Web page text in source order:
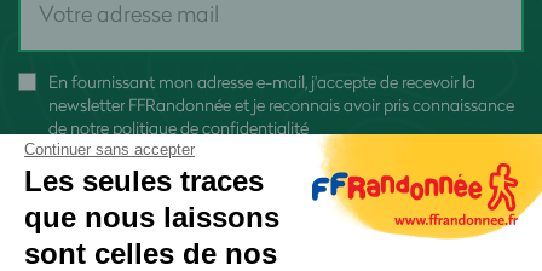
En fournissant mon adresse e-mail, j'accepte de recevoir la
newsletter FFRandonnée et je reconnais avoir pris connaissance
de notre politique de confidentialité
Continuer sans accepter
Les seules traces
que nous laissons
sont celles de nos